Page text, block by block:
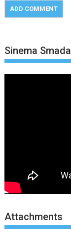
Sinema Smada
Attachments